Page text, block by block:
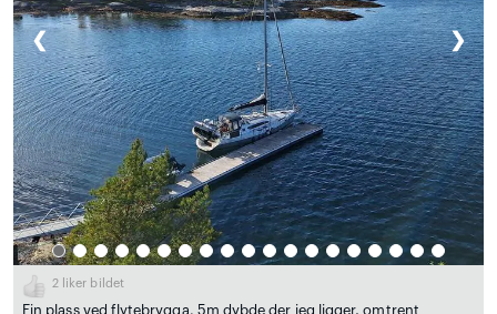
❮ ❯
2 liker bildet
Fin plass ved flytebrygga. 5m dybde der jeg ligger, omtrent